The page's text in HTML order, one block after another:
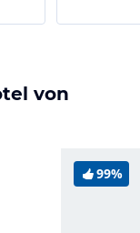
von
99%